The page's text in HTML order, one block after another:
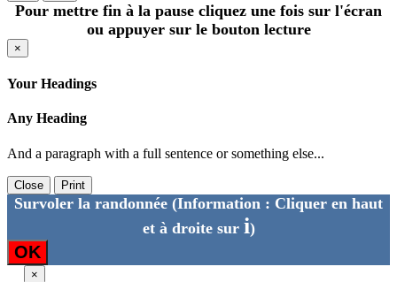
Pour mettre fin à la pause cliquez une fois sur l'écran
ou appuyer sur le bouton lecture
×
Your Headings
Any Heading
And a paragraph with a full sentence or something else...
Close Print
Survoler la randonnée (Information : Cliquer en haut
et à droite sur i)
OK
×